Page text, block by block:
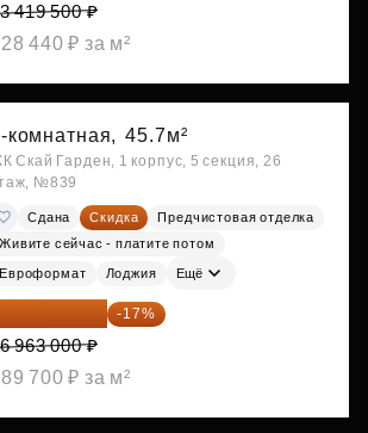
419 500 ₽
440 ₽ за м²
комнатная, 45.7м²
Скай Гарден, 1 корпус, 5 секция, 26
№839
Сдана Скидка
Предчистовая отделка
Живите сейчас - платите потом
Евроформат Лоджия Ещё
22 379 290 ₽ -17%
963 000 ₽
700 ₽ за м²